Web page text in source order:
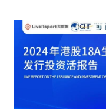
市场动态
双碳新能源
资本市场顾问服务
传媒中心